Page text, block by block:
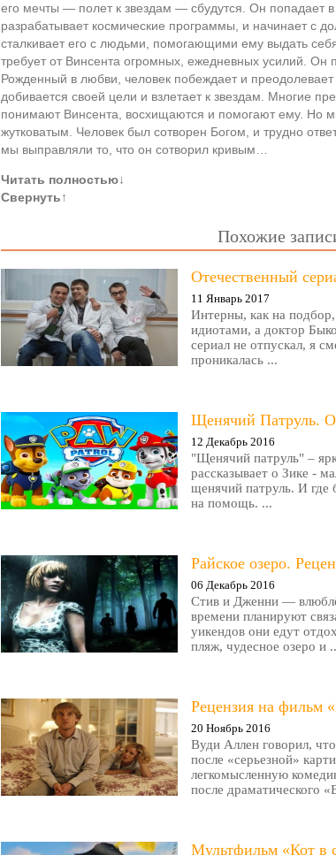
его мечты — полет к звездам — сбудутся. Он попадает в
разрабатывает космические программы, и начинает с
сталкивает его с людьми, помогающими ему выдать
требует от Винсента огромных, ежедневных усилий. Он
Рожденный в любви, человек побеждает и преодолевает
добивается своей цели и взлетает к звездам. Многие
понимают Винсента, восхищаются и помогают ему. Но
жутковатым. Человек был сотворен Богом, и трудно
мы выправляли то, что он сотворил кривым…
Читать полностью↓
Свернуть↑
Похожие
Отечественный
11 Январь 2017
Интерны, как на
идиотами, а доктор
сериал не отпускал, я
проникалась ...
Щенячий Патруль.
12 Декабрь 2016
"Щенячий патруль" –
рассказывает о Зике -
щенячий патруль. И где
на помощь. ...
Райское озеро.
06 Декабрь 2016
Стив и Дженни —
времени планируют
уикендов они едут
пляж, чудесное озеро и
Рецензия на фильм
20 Ноябрь 2016
Вуди Аллен говорил,
после «серьезной»
легкомысленную
после драматического
Мультфильм «Кот в